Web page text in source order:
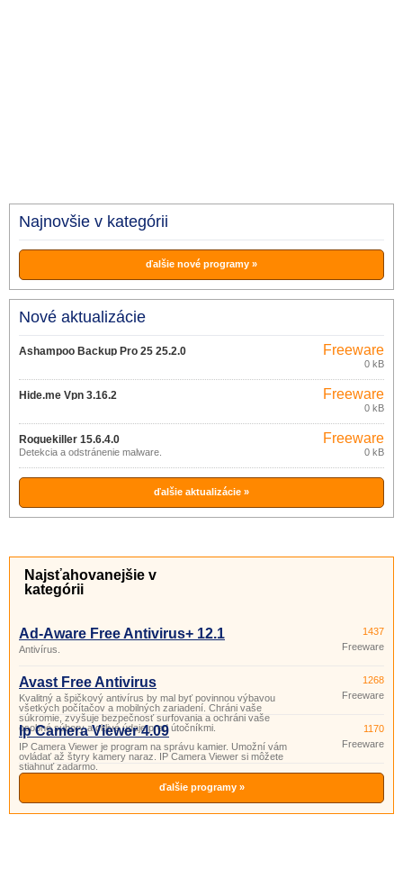
Najnovšie v kategórii
ďalšie nové programy »
Nové aktualizácie
Ashampoo Backup Pro 25 25.2.0 Freeware
0 kB
Hide.me Vpn 3.16.2 Freeware
0 kB
Roguekiller 15.6.4.0
Detekcia a odstránenie malware.
Freeware
0 kB
ďalšie aktualizácie »
Najsťahovanejšie v
kategórii
Ad-Aware Free Antivirus+ 12.1
Antivírus.
1437
Freeware
Avast Free Antivirus
Kvalitný a špičkový antivírus by mal byť povinnou výbavou
všetkých počítačov a mobilných zariadení. Chráni vaše
súkromie, zvyšuje bezpečnosť surfovania a ochráni vaše
osobné súbory a citlivé údaje pred útočníkmi.
1268
Freeware
Ip Camera Viewer 4.09
IP Camera Viewer je program na správu kamier. Umožní vám
ovládať až štyry kamery naraz. IP Camera Viewer si môžete
stiahnuť zadarmo.
1170
Freeware
ďalšie programy »